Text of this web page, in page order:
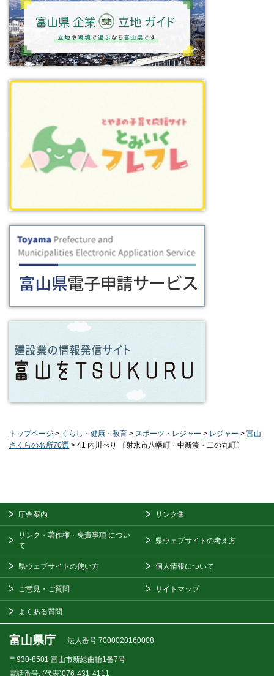
トップページ > くらし・健康・教育 > スポーツ・レジャー > レジャー > 富山
さくらの名所70選 > 41 内川べり 〔射水市八幡町・中新湊・二の丸町〕
庁舎案内 リンク集
リンク・著作権・免責事項 につい
て
県ウェブサイトの考え方
県ウェブサイトの使い方 個人情報について
ご意見・ご質問 サイトマップ
よくある質問
富山県庁 法人番号 7000020160008
〒930-8501 富山市新総曲輪1番7号
電話番号: (代表)076-431-4111